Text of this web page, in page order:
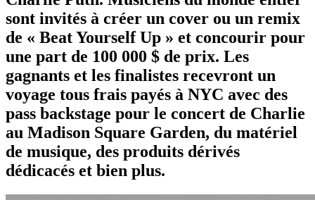
sont invités à créer un cover ou un remix
de « Beat Yourself Up » et concourir pour
une part de 100 000 $ de prix. Les
gagnants et les finalistes recevront un
voyage tous frais payés à NYC avec des
pass backstage pour le concert de Charlie
au Madison Square Garden, du matériel
de musique, des produits dérivés
dédicacés et bien plus.